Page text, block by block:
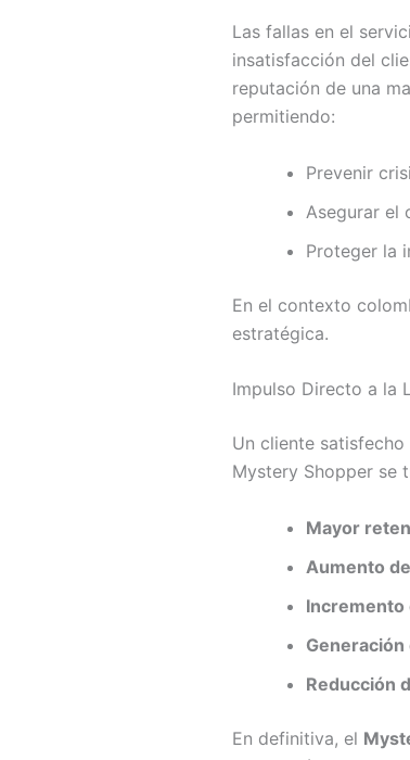
Las fallas en el
insatisfacción del
reputación de una
permitiendo:
Prevenir
Asegurar el
Proteger la
En el contexto
estratégica.
Impulso Directo a la
Un cliente
Mystery Shopper se
Mayor
Aumento
Incremento
Reducción
En definitiva, el